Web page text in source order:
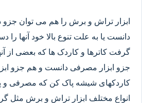
ابزار تراش و برش را هم می توان جزو
دانست یا به علت تنوع بالا خود آنها را
گرفت کاترها و کاردک ها که بعضی از
جزو ابزار مصرفی دانست و هم جزو
کاردکهای شیشه پاک کن که مصرفی و
انواع مختلف ابزار تراش و برش مثل